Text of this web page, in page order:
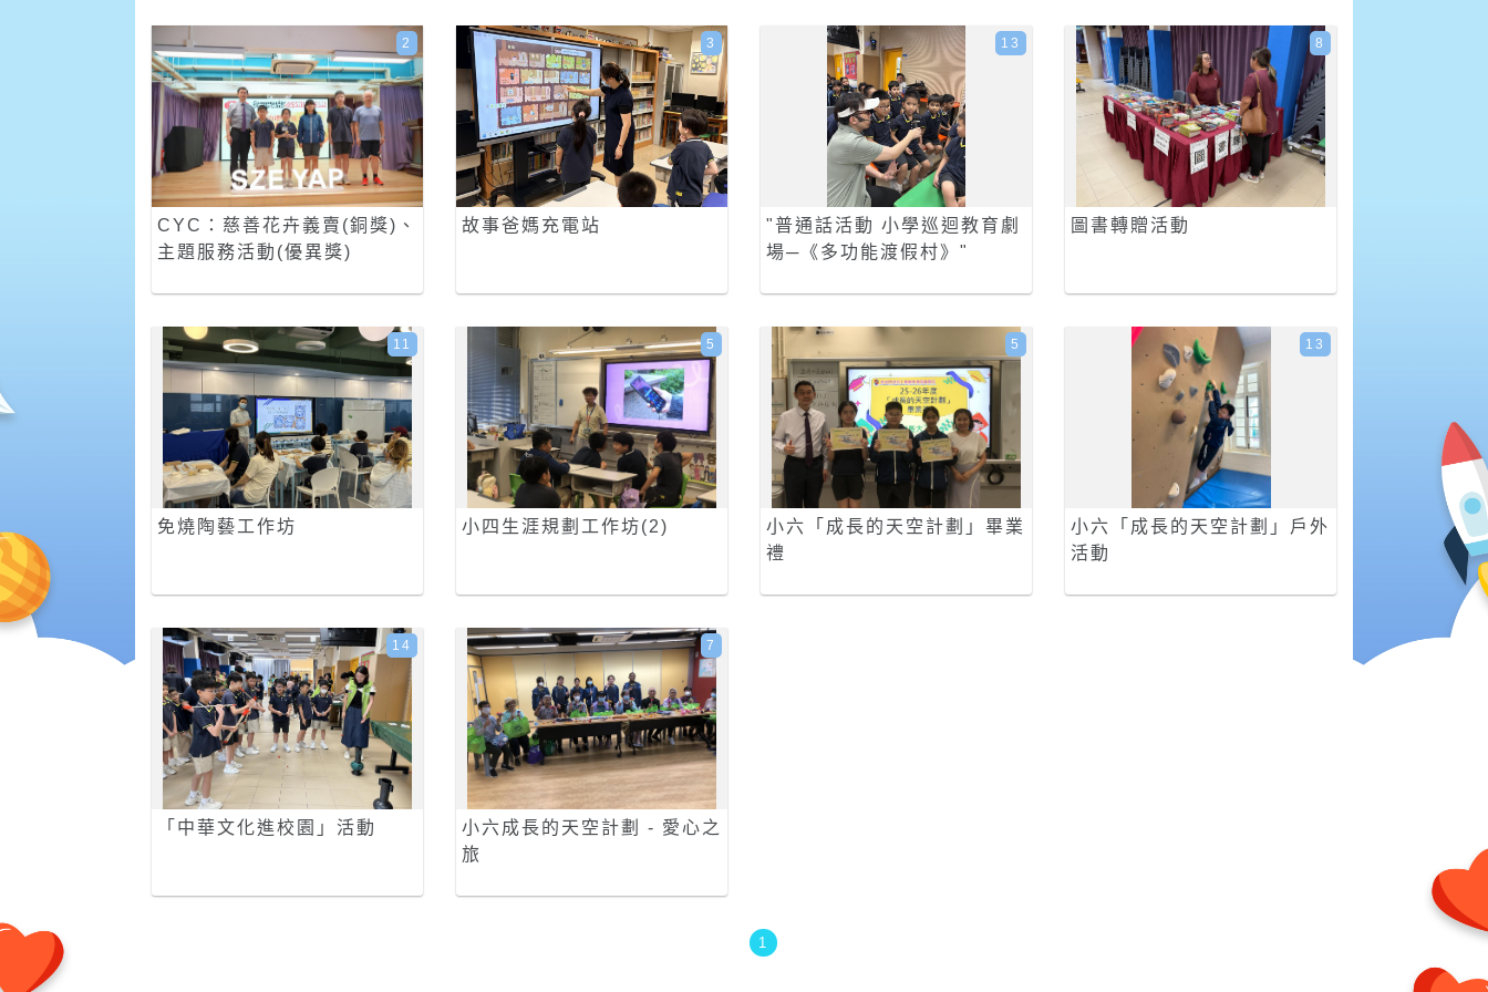
CYC：慈善花卉義賣(銅獎)、
主題服務活動(優異獎)
2
故事爸媽充電站
3
"普通話活動 小學巡迴教育劇
場─《多功能渡假村》"
13
圖書轉贈活動
8
免燒陶藝工作坊
11
小四生涯規劃工作坊(2)
5
小六「成長的天空計劃」畢業
禮
5
小六「成長的天空計劃」戶外
活動
13
「中華文化進校園」活動
14
小六成長的天空計劃 - 愛心之
旅
7
1